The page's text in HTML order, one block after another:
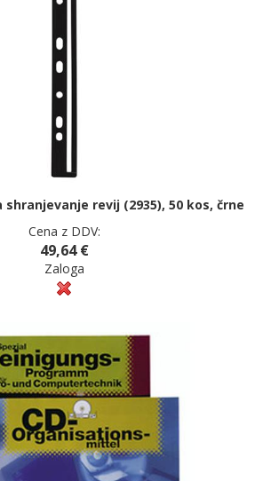
revij (2935), 50 kos, črne
Cena z DDV:
49,64 €
Zaloga